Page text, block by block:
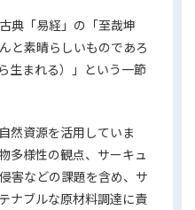
典「易経」の「至哉坤
と素晴らしいものであろ
生まれる）」という一節
然資源を活用していま
多様性の観点、サーキュ
害などの課題を含め、サ
ナブルな原材料調達に責